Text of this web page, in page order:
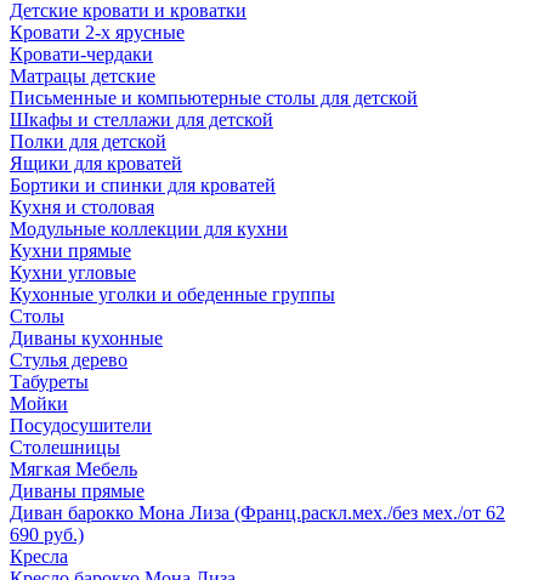
Детские кровати и кроватки
Кровати 2-х ярусные
Кровати-чердаки
Матрацы детские
Письменные и компьютерные столы для детской
Шкафы и стеллажи для детской
Полки для детской
Ящики для кроватей
Бортики и спинки для кроватей
Кухня и столовая
Модульные коллекции для кухни
Кухни прямые
Кухни угловые
Кухонные уголки и обеденные группы
Столы
Диваны кухонные
Стулья дерево
Табуреты
Мойки
Посудосушители
Столешницы
Мягкая Мебель
Диваны прямые
Диван барокко Мона Лиза (Франц.раскл.мех./без мех./от 62
690 руб.)
Кресла